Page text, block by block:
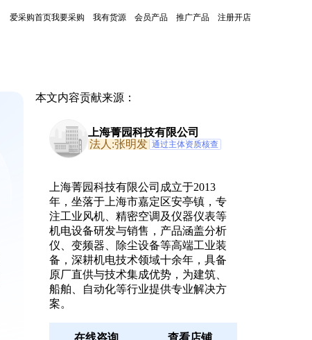
爱采购首页我要采购 我有货源 会员产品 推广产品 注册开店
本文内容贡献来源：
上海菁园科技有限公司
法人:张明发 通过主体资质核查
上海菁园科技有限公司成立于2013
年，坐落于上海市嘉定区安亭镇，专
注工业风机、精密空调及仪器仪表等
机电设备研发与销售，产品涵盖分析
仪、变频器、除尘设备等高端工业装
备，深耕机电技术领域十余年，具备
原厂直供与技术集成优势，为建筑、
船舶、自动化等行业提供专业解决方
案。
在线咨询 查看店铺